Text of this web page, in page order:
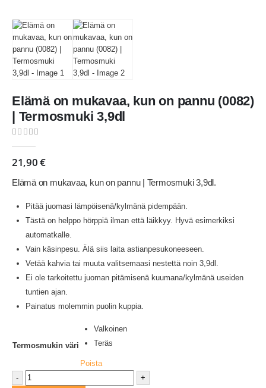
Elämä on mukavaa, kun on pannu (0082)
| Termosmuki 3,9dl
21,90€
Elämä on mukavaa, kun on pannu | Termosmuki 3,9dl.
Pitää juomasi lämpöisenä/kylmänä pidempään.
Tästä on helppo hörppiä ilman että läikkyy. Hyvä esimerkiksi
automatkalle.
Vain käsinpesu. Älä siis laita astianpesukoneeseen.
Vetää kahvia tai muuta valitsemaasi nestettä noin 3,9dl.
Ei ole tarkoitettu juoman pitämisenä kuumana/kylmänä useiden
tuntien ajan.
Painatus molemmin puolin kuppia.
Termosmukin väri
Valkoinen
Teräs
Poista
-
+